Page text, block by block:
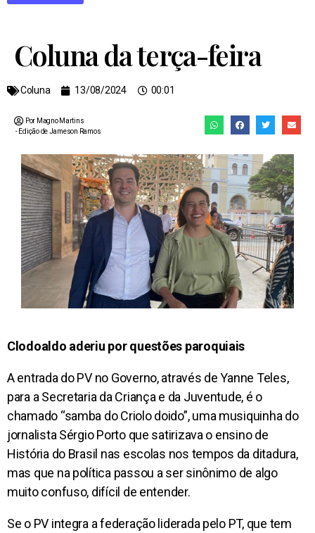
Coluna da terça-feira
Coluna 13/08/2024 00:01
Por Magno Martins
- Edição deJameson Ramos
Clodoaldo aderiu por questões paroquiais
A entrada do PV no Governo, através de Yanne Teles,
para a Secretaria da Criança e da Juventude, é o
chamado “samba do Criolo doido”, uma musiquinha do
jornalista Sérgio Porto que satirizava o ensino de
História do Brasil nas escolas nos tempos da ditadura,
mas que na política passou a ser sinônimo de algo
muito confuso, difícil de entender.
Se o PV integra a federação liderada pelo PT, que tem